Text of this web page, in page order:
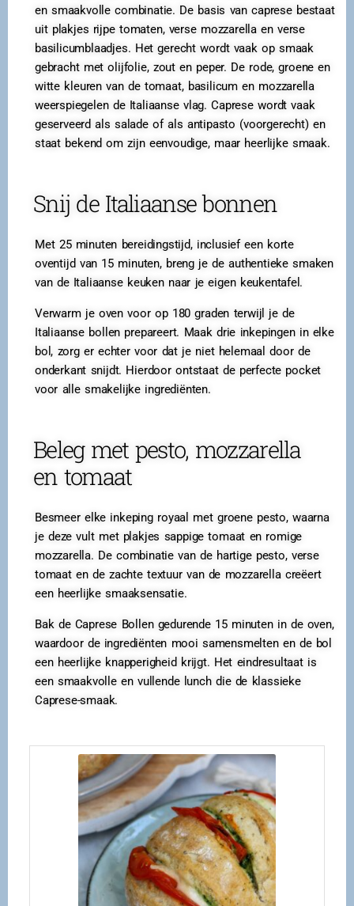
en smaakvolle combinatie. De basis van caprese bestaat
uit plakjes rijpe tomaten, verse mozzarella en verse
basilicumblaadjes. Het gerecht wordt vaak op smaak
gebracht met olijfolie, zout en peper. De rode, groene en
witte kleuren van de tomaat, basilicum en mozzarella
weerspiegelen de Italiaanse vlag. Caprese wordt vaak
geserveerd als salade of als antipasto (voorgerecht) en
staat bekend om zijn eenvoudige, maar heerlijke smaak.
Snij de Italiaanse bonnen
Met 25 minuten bereidingstijd, inclusief een korte
oventijd van 15 minuten, breng je de authentieke smaken
van de Italiaanse keuken naar je eigen keukentafel.
Verwarm je oven voor op 180 graden terwijl je de
Italiaanse bollen prepareert. Maak drie inkepingen in elke
bol, zorg er echter voor dat je niet helemaal door de
onderkant snijdt. Hierdoor ontstaat de perfecte pocket
voor alle smakelijke ingrediënten.
Beleg met pesto, mozzarella
en tomaat
Besmeer elke inkeping royaal met groene pesto, waarna
je deze vult met plakjes sappige tomaat en romige
mozzarella. De combinatie van de hartige pesto, verse
tomaat en de zachte textuur van de mozzarella creëert
een heerlijke smaaksensatie.
Bak de Caprese Bollen gedurende 15 minuten in de oven,
waardoor de ingrediënten mooi samensmelten en de bol
een heerlijke knapperigheid krijgt. Het eindresultaat is
een smaakvolle en vullende lunch die de klassieke
Caprese-smaak.